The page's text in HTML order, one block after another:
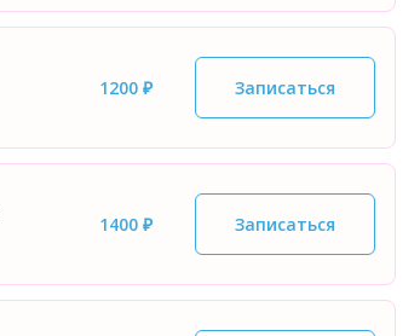
1200 ₽ Записаться
1400 ₽ Записаться